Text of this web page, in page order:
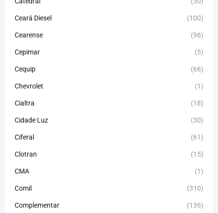
Ceará Diesel (100)
Cearense (96)
Cepimar (5)
Cequip (66)
Chevrolet (1)
Cialtra (18)
Cidade Luz (30)
Ciferal (61)
Clotran (15)
CMA (1)
Comil (310)
Complementar (136)